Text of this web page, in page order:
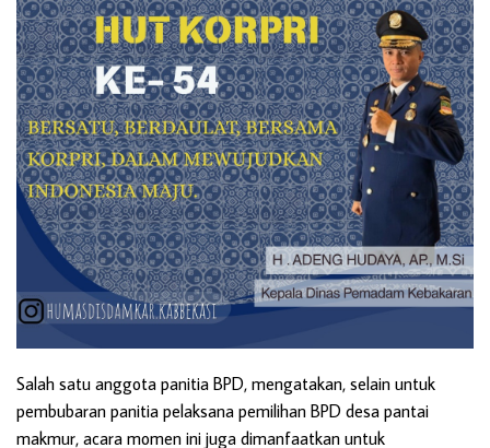
Salah satu anggota panitia BPD, mengatakan, selain untuk
pembubaran panitia pelaksana pemilihan BPD desa pantai
makmur, acara momen ini juga dimanfaatkan untuk